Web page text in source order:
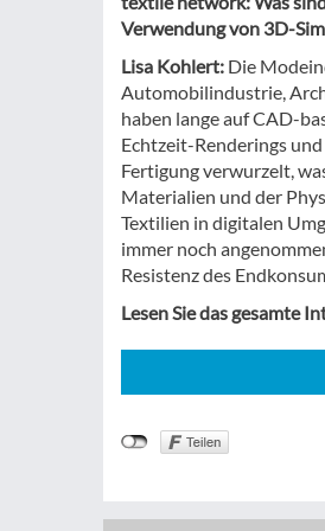
Verwendung von 3D-
Lisa Kohlert: Die
Automobilindustrie,
haben lange auf CAD-
Echtzeit-Renderings
Fertigung verwurzelt,
Materialien und der
Textilien in digitalen
immer noch
Resistenz des
Lesen Sie das gesamte